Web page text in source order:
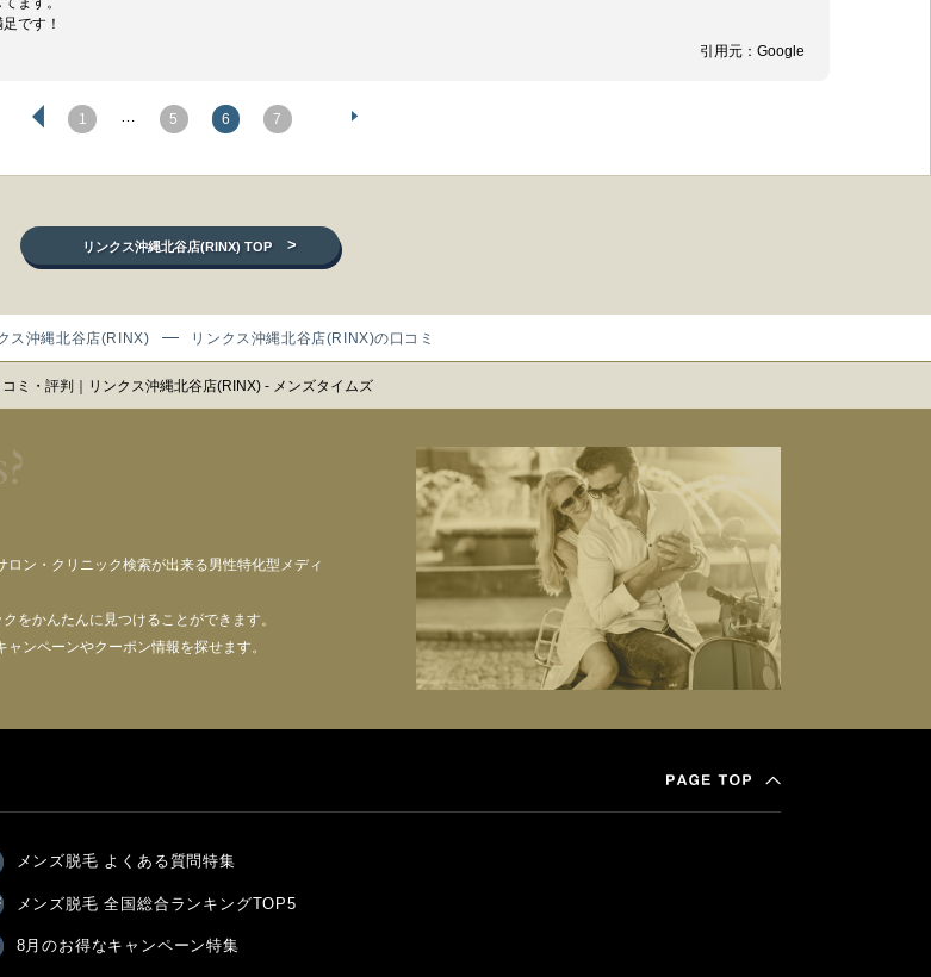
です！
引用元： Google
1 … 5 6 7
リンクス沖縄北谷店(RINX) TOP >
ス沖縄北谷店(RINX) リンクス沖縄北谷店(RINX)の口コミ
コミ・評判｜リンクス沖縄北谷店(RINX) - メンズタイムズ
ロン・クリニック検索が出来る男性特化型メディ
をかんたんに見つけることができます。
ンペーンやクーポン情報を探せます。
メンズ脱毛 よくある質問特集
メンズ脱毛 全国総合ランキングTOP5
8月のお得なキャンペーン特集